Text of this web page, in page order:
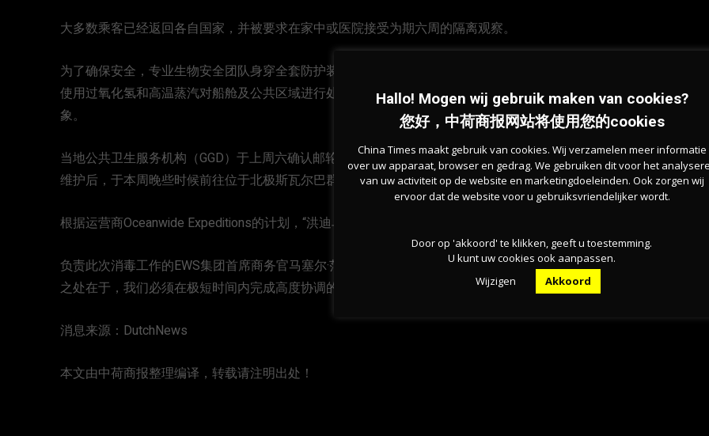
大多数乘客已经返回各自国家，并被要求在家中或医院接受为期六周的隔离观察。
为了确保安全，专业生物安全团队身穿全套防护装备，对邮轮八层甲板进行了为期四天的全面消毒。工作人员
使用过氧化氢和高温蒸汽对船舱及公共区域进行处理。此外，病虫害防治专家还确认该邮轮不存在鼠类活动迹
象。
当地公共卫生服务机构（GGD）于上周六确认邮轮符合卫生标准，并批准其重新投入运营。邮轮将在完成例行
维护后，于本周晚些时候前往位于北极斯瓦尔巴群岛的朗伊尔城（Longyearbyen）。
根据运营商Oceanwide Expeditions的计划，“洪迪乌斯号”将于6月13日重新启航，执行新的北极探险航线。
负责此次消毒工作的EWS集团首席商务官马塞尔·范登布林克（Marcel van den Brink）表示：“这次行动的特殊
之处在于，我们必须在极短时间内完成高度协调的工作，制定并执行严格受控的生物安全应对方案。”
消息来源：DutchNews
本文由中荷商报整理编译，转载请注明出处！
Hallo! Mogen wij gebruik maken van cookies?
您好，中荷商报网站将使用您的cookies
China Times maakt gebruik van cookies. Wij verzamelen meer informatie
over uw apparaat, browser en gedrag. We gebruiken dit voor het
van uw activiteit op de website en marketingdoeleinden. Ook zorgen wij
ervoor dat de website voor u gebruiksvriendelijker wordt.
Door op 'akkoord' te klikken, geeft u toestemming.
U kunt uw cookies ook aanpassen.
Wijzigen
Akkoord